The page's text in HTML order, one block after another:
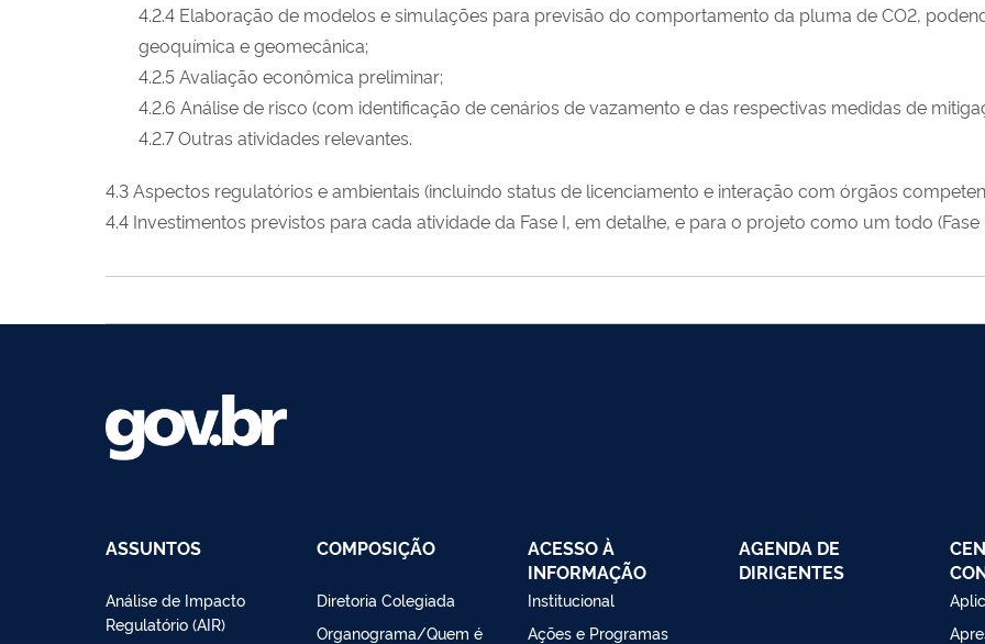
4.2.4 Elaboração de modelos e simulações para previsão do comportamento da pluma de CO2,
geoquímica e geomecânica;
4.2.5 Avaliação econômica preliminar;
4.2.6 Análise de risco (com identificação de cenários de vazamento e das respectivas medidas de
4.2.7 Outras atividades relevantes.
4.3 Aspectos regulatórios e ambientais (incluindo status de licenciamento e interação com órgãos
4.4 Investimentos previstos para cada atividade da Fase I, em detalhe, e para o projeto como um todo (Fase
ASSUNTOS
Análise de Impacto
Regulatório (AIR)
COMPOSIÇÃO
Diretoria Colegiada
Organograma/Quem é
ACESSO À
INFORMAÇÃO
Institucional
Ações e Programas
AGENDA DE
DIRIGENTES